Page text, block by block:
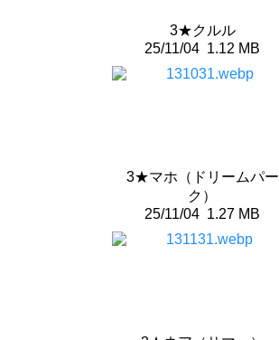
3★クルル
25/11/04 1.12 MB
3★マホ（ドリームパー
ク）
25/11/04 1.27 MB